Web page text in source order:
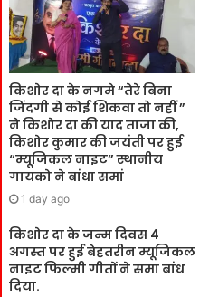
किशोर दा के नगमे “तेरे बिना
जिंदगी से कोई शिकवा तो नहीं ”
ने किशोर दा की याद ताजा की,
किशोर कुमार की जयंती पर हुई
“म्यूजिकल नाइट” स्थानीय
गायको ने बांधा समां
1 day ago
किशोर दा के जन्म दिवस 4
अगस्त पर हुई बेहतरीन म्यूजिकल
नाइट फिल्मी गीतों ने समा बांध
दिया.